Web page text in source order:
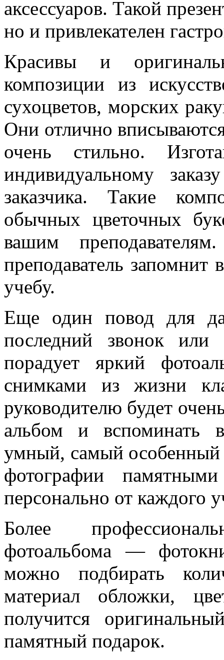
аксессуаров. Такой
но и привлекателен
Красивы и
композиции из
сухоцветов, морских
Они отлично
очень стильно.
индивидуальному
заказчика. Такие
обычных цветочных
вашим
преподаватель
учебу.
Еще один повод для
последний звонок или
порадует яркий
снимками из жизни
руководителю будет
альбом и вспоминать
умный, самый
фотографии
персонально от каждого
Более
фотоальбома —
можно подбирать
материал обложки,
получится
памятный подарок.